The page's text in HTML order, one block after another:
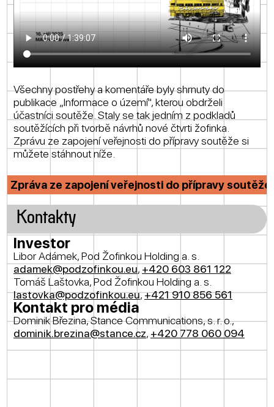
Všechny postřehy a komentáře byly shrnuty do
publikace „Informace o území", kterou obdrželi
účastníci soutěže. Staly se tak jedním z podkladů
soutěžících při tvorbě návrhů nové čtvrti žofinka.
Zprávu ze zapojení veřejnosti do přípravy soutěže si
můžete stáhnout níže.
Zpráva ze zapojení veřejnosti do přípravy soutěže
Kontakty
Investor
Libor Adámek, Pod Žofinkou Holding a. s.
adamek@podzofinkou.eu,+420 603 861 122
Tomáš Laštovka, Pod Žofinkou Holding a. s.
lastovka@podzofinkou.eu,+421 910 856 561
Kontakt pro média
Dominik Březina, Stance Communications, s. r. o.,
dominik.brezina@stance.cz, +420 778 060 094